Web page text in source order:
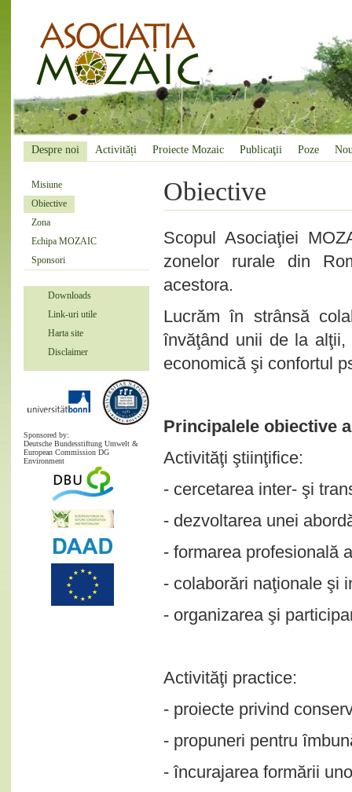
Despre noi Activități Proiecte Mozaic Publicaţii Poze
Misiune
Obiective
Zona
Echipa MOZAIC
Sponsori
Downloads
Link-uri utile
Harta site
Disclaimer
Sponsored by:
Deutsche Bundesstiftung Umwelt &
European Commission DG
Environment
Obiective
Scopul Asociaţiei
zonelor rurale din
acestora.
Lucrăm în strânsă
învăţând unii de la alţii,
economică şi confortul
Principalele obiective
Activităţi ştiinţifice:
- cercetarea inter- şi
- dezvoltarea unei
- formarea profesională
- colaborări naţionale şi
- organizarea şi
Activităţi practice:
- proiecte privind
- propuneri pentru
- încurajarea formării